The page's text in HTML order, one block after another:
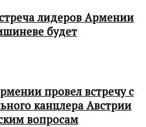
лидеров Армении
будет
провел встречу с
канцлера Австрии
вопросам